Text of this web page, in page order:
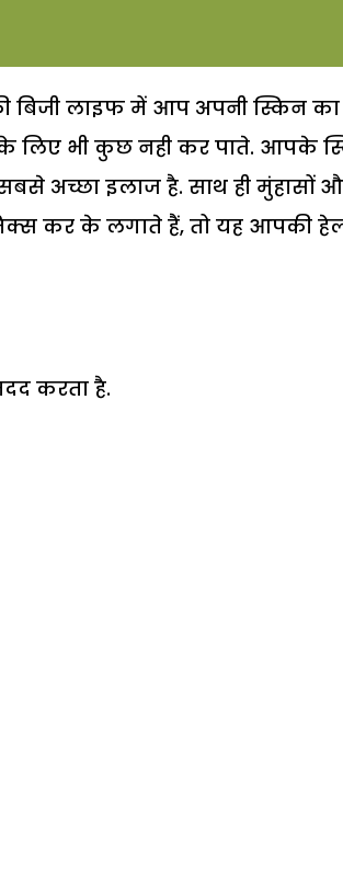
लाइफ में आप अपनी स्किन का
लिए भी कुछ नही कर पाते. आपके
अच्छा इलाज है. साथ ही मुंहासों
कर के लगाते हैं, तो यह आपकी
करता है.